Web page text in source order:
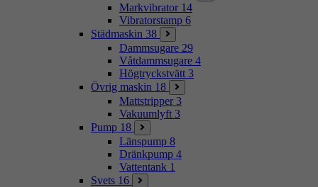
Markvibrator 14
Vibratorstamp 6
Städmaskin 38
Dammsugare 29
Våtdammsugare 4
Högtryckstvätt 3
Övrig maskin 18
Mattstripper 3
Vakuumlyft 3
Pump 18
Länspump 8
Dränkpump 4
Vattentank 1
Svets 16